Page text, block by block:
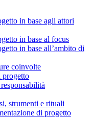
in base agli attori
in base al focus
in base all’ambito di
coinvolte
progetto
strumenti e rituali
di progetto